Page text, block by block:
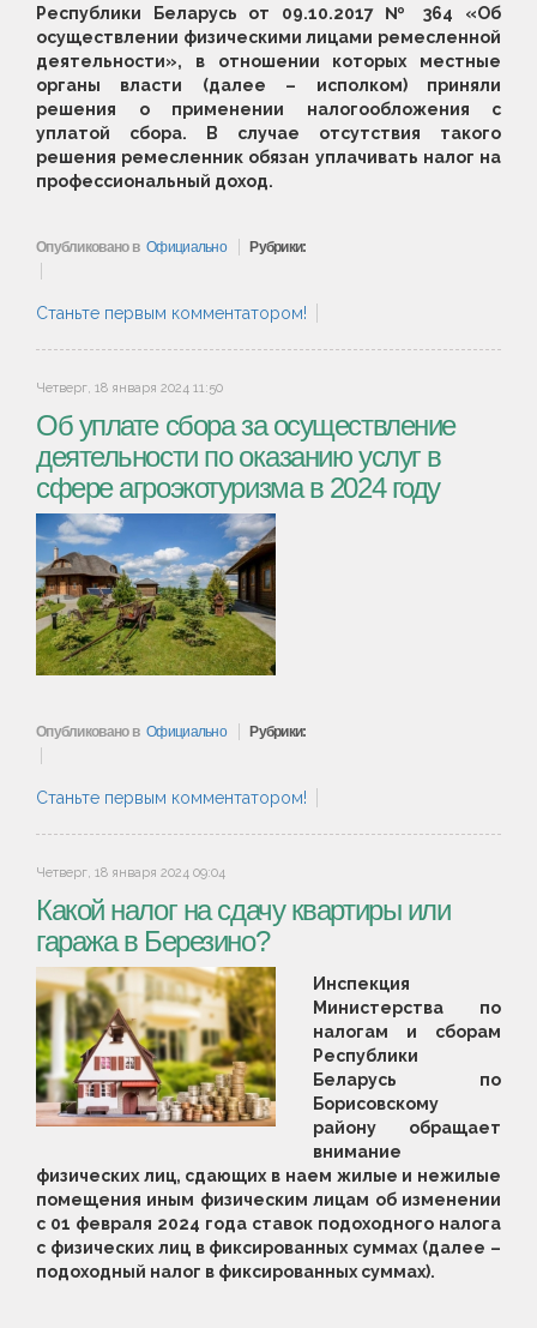
Республики Беларусь от 09.10.2017 № 364 «Об
осуществлении физическими лицами ремесленной
деятельности», в отношении которых местные
органы власти (далее – исполком) приняли
решения о применении налогообложения с
уплатой сбора. В случае отсутствия такого
решения ремесленник обязан уплачивать налог на
профессиональный доход.
Опубликовано в Официально Рубрики:
Станьте первым комментатором!
Четверг, 18 января 2024 11:50
Об уплате сбора за осуществление
деятельности по оказанию услуг в
сфере агроэкотуризма в 2024 году
Опубликовано в Официально Рубрики:
Станьте первым комментатором!
Четверг, 18 января 2024 09:04
Какой налог на сдачу квартиры или
гаража в Березино?
Инспекция
Министерства по
налогам и сборам
Республики
Беларусь по
Борисовскому
району обращает
внимание
физических лиц, сдающих в наем жилые и нежилые
помещения иным физическим лицам об изменении
с 01 февраля 2024 года ставок подоходного налога
с физических лиц в фиксированных суммах (далее –
подоходный налог в фиксированных суммах).